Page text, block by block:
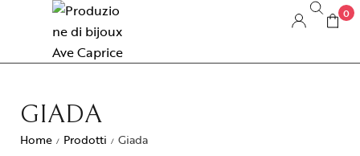
0
GIADA
Home / Prodotti / Giada